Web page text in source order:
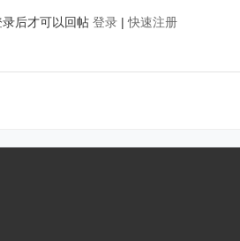
后才可以回帖 登录|快速注册